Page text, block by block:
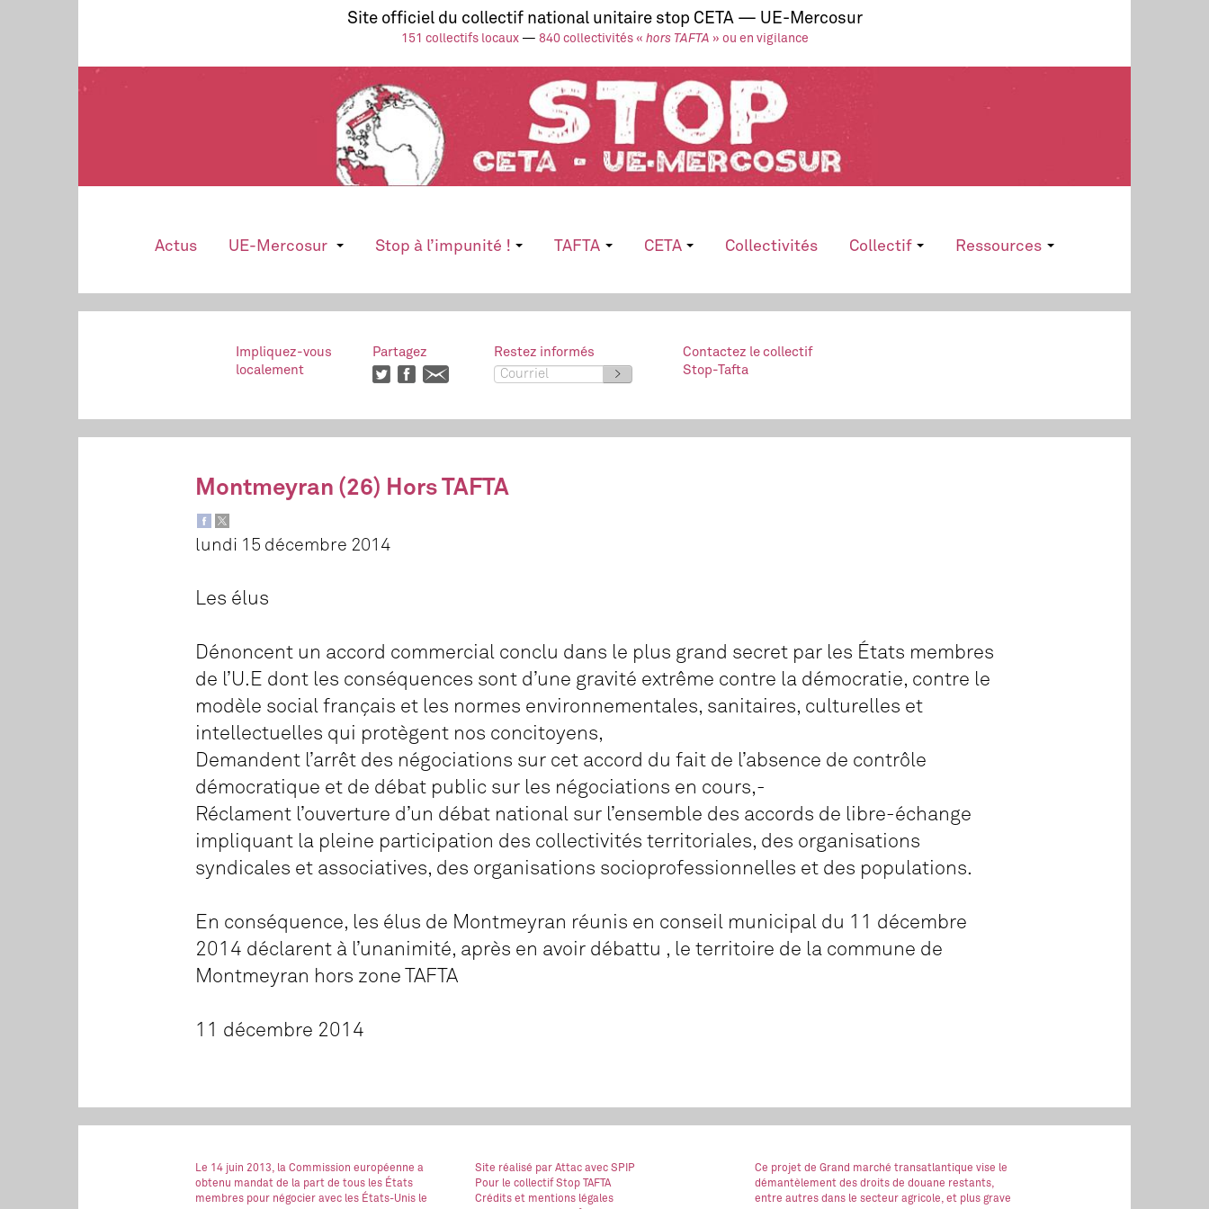
Site officiel du collectif national unitaire stop CETA — UE-Mercosur
151 collectifs locaux— 840 collectivités « hors TAFTA » ou en vigilance
Actus UE-Mercosur Stop à l’impunité ! TAFTA CETA Collectivités Collectif Ressources
Impliquez-vous
localement
Partagez
Restez informés
>
Contactez le collectif
Stop-Tafta
Montmeyran (26) Hors TAFTA
lundi 15 décembre 2014
Les élus
Dénoncent un accord commercial conclu dans le plus grand secret par les États membres
de l’U.E dont les conséquences sont d’une gravité extrême contre la démocratie, contre le
modèle social français et les normes environnementales, sanitaires, culturelles et
intellectuelles qui protègent nos concitoyens,
Demandent l’arrêt des négociations sur cet accord du fait de l’absence de contrôle
démocratique et de débat public sur les négociations en cours,-
Réclament l’ouverture d’un débat national sur l’ensemble des accords de libre-échange
impliquant la pleine participation des collectivités territoriales, des organisations
syndicales et associatives, des organisations socioprofessionnelles et des populations.
En conséquence, les élus de Montmeyran réunis en conseil municipal du 11 décembre
2014 déclarent à l’unanimité, après en avoir débattu , le territoire de la commune de
Montmeyran hors zone TAFTA
11 décembre 2014
Le 14 juin 2013, la Commission européenne a
obtenu mandat de la part de tous les États
membres pour négocier avec les États-Unis le
Site réalisé par Attac avec SPIP
Pour le collectif Stop TAFTA
Crédits et mentions légales
Ce projet de Grand marché transatlantique vise le
démantèlement des droits de douane restants,
entre autres dans le secteur agricole, et plus grave